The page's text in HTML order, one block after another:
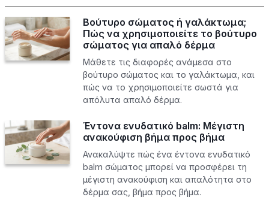
Βούτυρο σώματος ή γαλάκτωμα;
Πώς να χρησιμοποιείτε το βούτυρο
σώματος για απαλό δέρμα
Μάθετε τις διαφορές ανάμεσα στο
βούτυρο σώματος και το γαλάκτωμα, και
πώς να το χρησιμοποιείτε σωστά για
απόλυτα απαλό δέρμα.
Έντονα ενυδατικό balm: Μέγιστη
ανακούφιση βήμα προς βήμα
Ανακαλύψτε πώς ένα έντονα ενυδατικό
balm σώματος μπορεί να προσφέρει τη
μέγιστη ανακούφιση και απαλότητα στο
δέρμα σας, βήμα προς βήμα.